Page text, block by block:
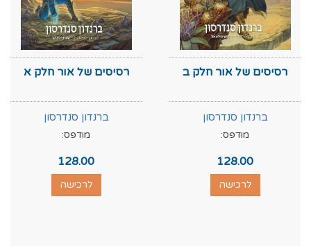
רסיסים של אור חלק ב
ברנדון סנדרסון
מודפס:
128.00
לרכישה
רסיסים של אור חלק א
ברנדון סנדרסון
מודפס:
128.00
לרכישה